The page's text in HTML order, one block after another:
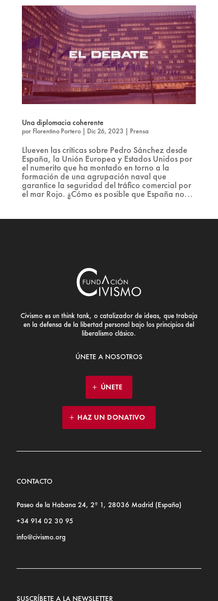
Una diplomacia coherente
por Florentino Portero| Dic 26, 2023 | Prensa
Llueven las críticas sobre Pedro Sánchez desde
España, la Unión Europea y Estados Unidos por
el numerito que ha montado en torno a la
formación de una agrupación naval que
garantice la seguridad del tráfico comercial por
el mar Rojo. ¿Cómo es posible que España no...
Civismo es un think tank, o catalizador de ideas, que trabaja
en la defensa de la libertad personal bajo los principios del
liberalismo clásico.
ÚNETE A NOSOTROS
ÚNETE
HAZ UN DONATIVO
CONTACTO
Paseo de la Habana 24, 2º 1, 28036 Madrid (España)
+34 914 02 30 95
info@civismo.org
SUSCRÍBETE A LA NEWSLETTER